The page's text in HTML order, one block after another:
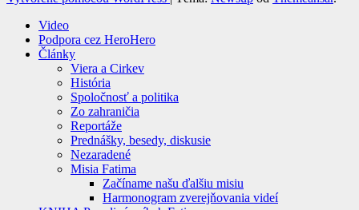
Video
Podpora cez HeroHero
Články
Viera a Cirkev
História
Spoločnosť a politika
Zo zahraničia
Reportáže
Prednášky, besedy, diskusie
Nezaradené
Misia Fatima
Začíname našu ďalšiu misiu
Harmonogram zverejňovania videí